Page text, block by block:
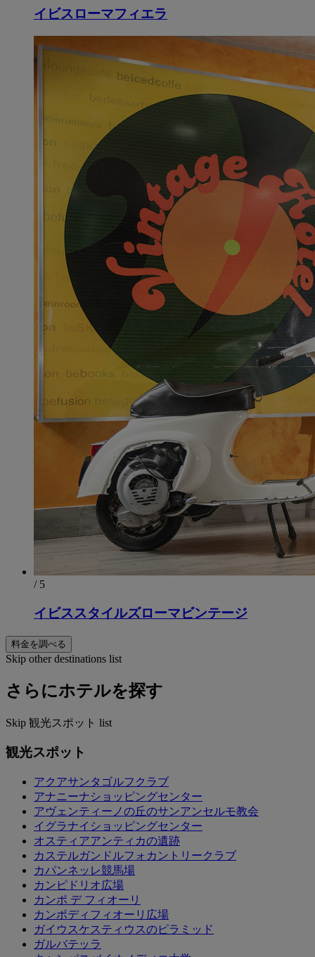
イビスローマフィエラ
/ 5
イビススタイルズローマビンテージ
料金を調べる
Skip other destinations list
さらにホテルを探す
Skip 観光スポット list
観光スポット
アクアサンタゴルフクラブ
アナニーナショッピングセンター
アヴェンティーノの丘のサンアンセルモ教会
イグラナイショッピングセンター
オスティアアンティカの遺跡
カステルガンドルフォカントリークラブ
カパンネッレ競馬場
カンピドリオ広場
カンポ デ フィオーリ
カンポディフィオーリ広場
ガイウスケスティウスのピラミッド
ガルバテッラ